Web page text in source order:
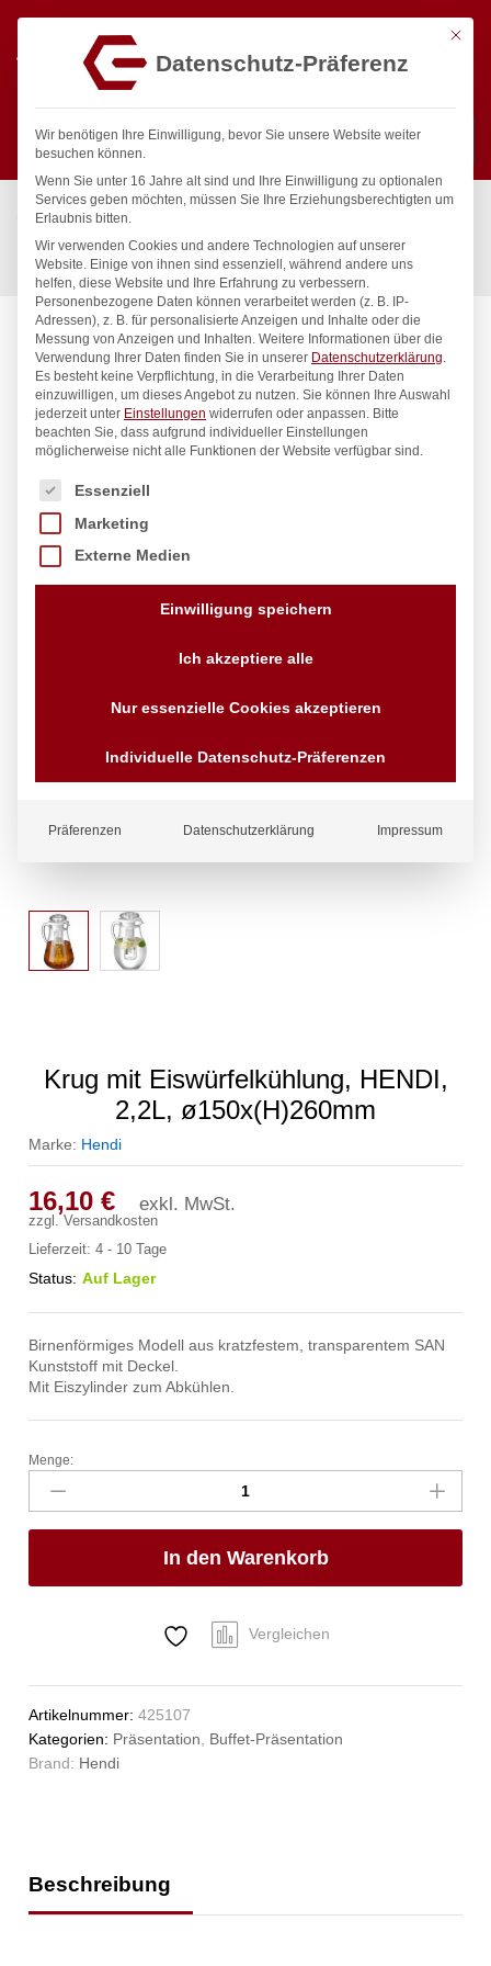
Suchen
Start / Gastronomiebedarf & Gastro Geräte für Profis
Präsentation
Buffet-Präsentation
/
Krug mit Eiswürfelkühlung, HENDI, 2,2L, ø150x(H)260mm
Krug mit Eiswürfelkühlung, HENDI,
2,2L, ø150x(H)260mm
Marke: Hendi
16,10€ exkl. MwSt.
zzgl.Versandkosten
Lieferzeit:4 - 10 Tage
Status: Auf Lager
Birnenförmiges Modell aus kratzfestem, transparentem SAN
Kunststoff mit Deckel.
Mit Eiszylinder zum Abkühlen.
Krug
Eiswürfelkühlung,
HENDI,
ø150x(H)260mm
Menge:
In den Warenkorb
Vergleichen
Artikelnummer:425107
Kategorien: Präsentation, Buffet-Präsentation
Brand: Hendi
Beschreibung
Mit
Datenschutz-Präferenz
Wir benötigen Ihre Einwilligung, bevor Sie unsere Website weiter
besuchen können.
Wenn Sie unter 16 Jahre alt sind und Ihre Einwilligung zu optionalen
Services geben möchten, müssen Sie Ihre Erziehungsberechtigten um
Erlaubnis bitten.
Wir verwenden Cookies und andere Technologien auf unserer
Website. Einige von ihnen sind essenziell, während andere uns
helfen, diese Website und Ihre Erfahrung zu verbessern.
Personenbezogene Daten können verarbeitet werden (z. B. IP-
Adressen), z. B. für personalisierte Anzeigen und Inhalte oder die
Messung von Anzeigen und Inhalten. Weitere Informationen über die
Verwendung Ihrer Daten finden Sie in unserer Datenschutzerklärung.
Es besteht keine Verpflichtung, in die Verarbeitung Ihrer Daten
einzuwilligen, um dieses Angebot zu nutzen. Sie können Ihre Auswahl
jederzeit unter Einstellungen widerrufen oder anpassen. Bitte
beachten Sie, dass aufgrund individueller Einstellungen
möglicherweise nicht alle Funktionen der Website verfügbar sind.
Es folgt eine Liste der Service-Gruppen, für die eine
Essenziell
Marketing
Externe Medien
Einwilligung speichern
Ich akzeptiere alle
Nur essenzielle Cookies akzeptieren
Individuelle Datenschutz-Präferenzen
Präferenzen Datenschutzerklärung Impressum